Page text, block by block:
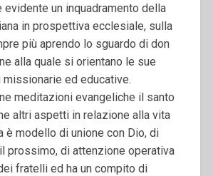
evidente un inquadramento della
in prospettiva ecclesiale, sulla
più aprendo lo sguardo di don
alla quale si orientano le sue
ed educative.
meditazioni evangeliche il santo
altri aspetti in relazione alla vita
è modello di unione con Dio, di
prossimo, di attenzione operativa
fratelli ed ha un compito di